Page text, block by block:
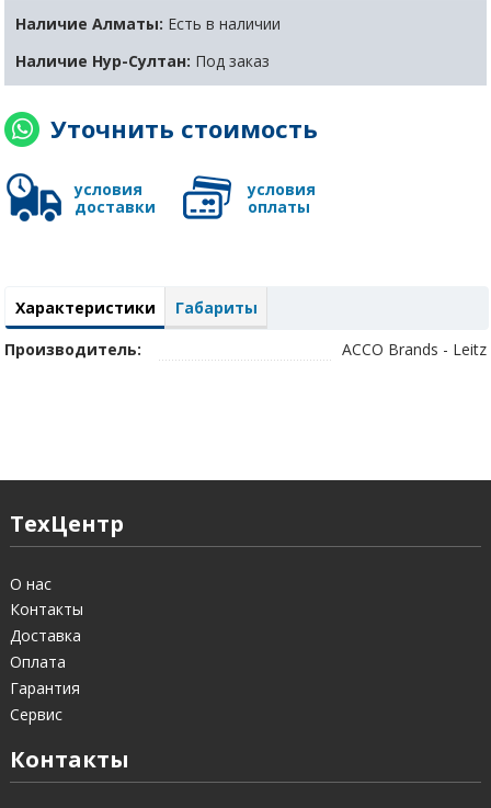
Наличие Алматы: Есть в наличии
Наличие Нур-Султан: Под заказ
Уточнить стоимость
условия
доставки
условия
оплаты
Характеристики
Габариты
Производитель:
ACCO Brands - Leitz
ТехЦентр
О нас
Контакты
Доставка
Оплата
Гарантия
Сервис
Контакты